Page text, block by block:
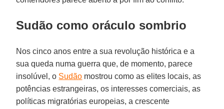
Sudão como oráculo sombrio
Nos cinco anos entre a sua revolução histórica e a
sua queda numa guerra que, de momento, parece
insolúvel, o Sudão mostrou como as elites locais, as
potências estrangeiras, os interesses comerciais, as
políticas migratórias europeias, a crescente